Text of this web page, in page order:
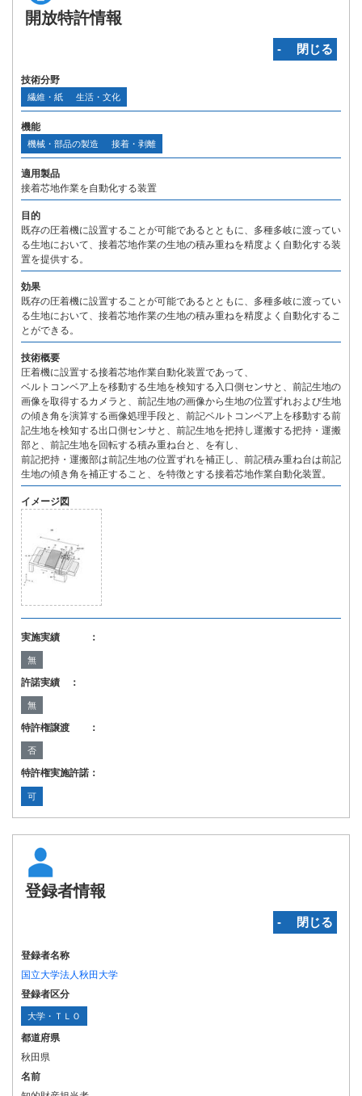
開放特許情報
‐ 閉じる
技術分野
繊維・紙 生活・文化
機能
機械・部品の製造 接着・剥離
適用製品
接着芯地作業を自動化する装置
目的
既存の圧着機に設置することが可能であるとともに、多種多岐に渡ってい
る生地において、接着芯地作業の生地の積み重ねを精度よく自動化する装
置を提供する。
効果
既存の圧着機に設置することが可能であるとともに、多種多岐に渡ってい
る生地において、接着芯地作業の生地の積み重ねを精度よく自動化するこ
とができる。
技術概要
圧着機に設置する接着芯地作業自動化装置であって、
ベルトコンベア上を移動する生地を検知する入口側センサと、前記生地の
画像を取得するカメラと、前記生地の画像から生地の位置ずれおよび生地
の傾き角を演算する画像処理手段と、前記ベルトコンベア上を移動する前
記生地を検知する出口側センサと、前記生地を把持し運搬する把持・運搬
部と、前記生地を回転する積み重ね台と、を有し、
前記把持・運搬部は前記生地の位置ずれを補正し、前記積み重ね台は前記
生地の傾き角を補正すること、を特徴とする接着芯地作業自動化装置。
イメージ図
実施実績 ：
無
許諾実績 ：
無
特許権譲渡 ：
否
特許権実施許諾：
可
登録者情報
‐ 閉じる
登録者名称
国立大学法人秋田大学
登録者区分
大学・ＴＬＯ
都道府県
秋田県
名前